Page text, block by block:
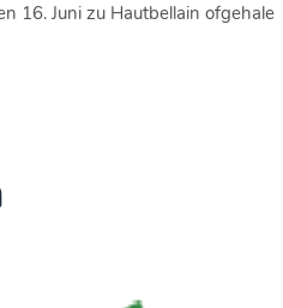
16. Juni zu Hautbellain ofgehale